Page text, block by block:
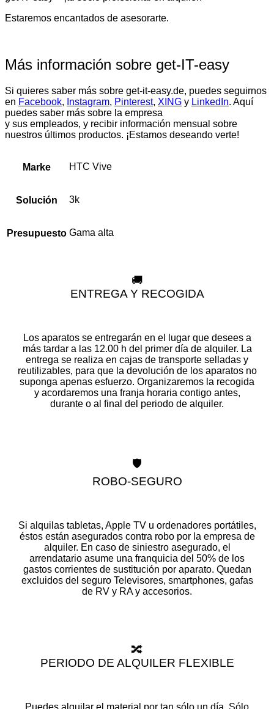
Estaremos encantados de asesorarte.
Más información sobre get-IT-easy
Si quieres saber más sobre get-it-easy.de, puedes seguirnos
en Facebook, Instagram, Pinterest, XING y LinkedIn. Aquí
puedes saber más sobre la empresa
y sus empleados, y recibir información mensual sobre
nuestros últimos productos. ¡Estamos deseando verte!
Marke HTC Vive
Solución 3k
Presupuesto Gama alta
🚚
ENTREGA Y RECOGIDA
Los aparatos se entregarán en el lugar que desees a
más tardar a las 12.00 h del primer día de alquiler. La
entrega se realiza en cajas de transporte selladas y
reutilizables, para que la devolución de los aparatos no
suponga apenas esfuerzo. Organizaremos la recogida
y acordaremos una franja horaria contigo antes,
durante o al final del periodo de alquiler.
🛡️
ROBO-SEGURO
Si alquilas tabletas, Apple TV u ordenadores portátiles,
éstos están asegurados contra robo por la empresa de
alquiler. En caso de siniestro asegurado, el
arrendatario asume una franquicia del 50% de los
gastos corrientes de sustitución por aparato. Quedan
excluidos del seguro Televisores, smartphones, gafas
de RV y RA y accesorios.
🔀
PERIODO DE ALQUILER FLEXIBLE
Puedes alquilar el material por tan sólo un día. Sólo